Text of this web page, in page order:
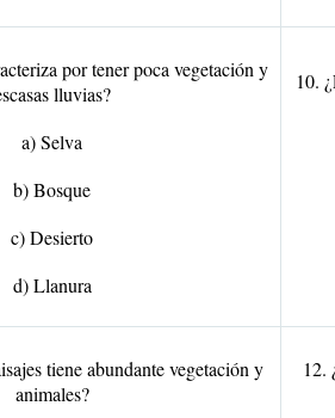
por tener poca vegetación y
lluvias?
a) Selva
b) Bosque
c) Desierto
d) Llanura
10.
tiene abundante vegetación y
animales?
12.